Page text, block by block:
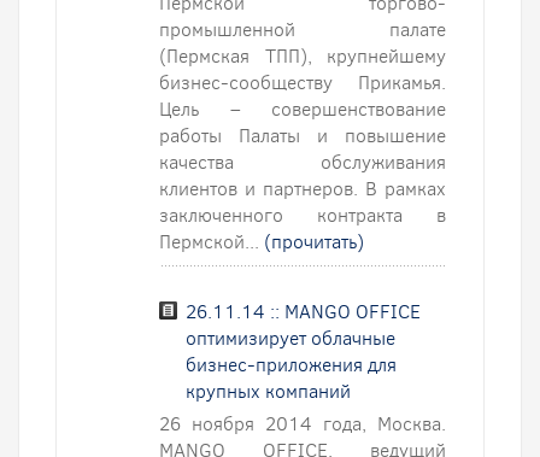
промышленной палате
(Пермская ТПП), крупнейшему
бизнес-сообществу Прикамья.
Цель – совершенствование
работы Палаты и повышение
качества обслуживания
клиентов и партнеров. В рамках
заключенного контракта в
Пермской... (прочитать)
26.11.14 :: MANGO OFFICE
оптимизирует облачные
бизнес-приложения для
крупных компаний
26 ноября 2014 года, Москва.
MANGO OFFICE, ведущий